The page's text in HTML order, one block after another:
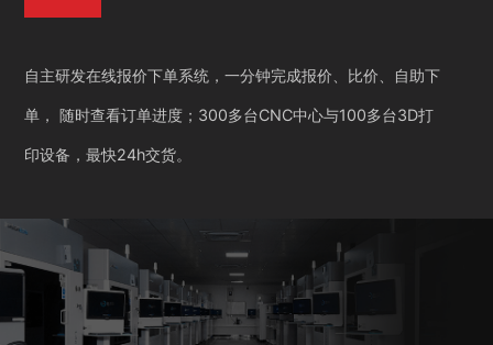
自主研发在线报价下单系统，一分钟完成报价、比价、自助下
单， 随时查看订单进度；300多台CNC中心与100多台3D打
印设备，最快24h交货。